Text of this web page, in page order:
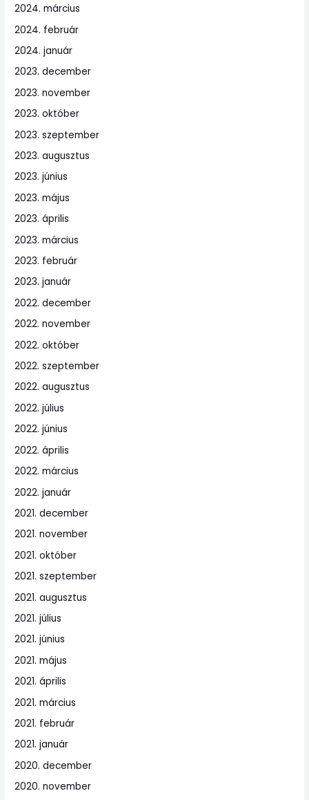
2024. március
2024. február
2024. január
2023. december
2023. november
2023. október
2023. szeptember
2023. augusztus
2023. június
2023. május
2023. április
2023. március
2023. február
2023. január
2022. december
2022. november
2022. október
2022. szeptember
2022. augusztus
2022. július
2022. június
2022. április
2022. március
2022. január
2021. december
2021. november
2021. október
2021. szeptember
2021. augusztus
2021. július
2021. június
2021. május
2021. április
2021. március
2021. február
2021. január
2020. december
2020. november